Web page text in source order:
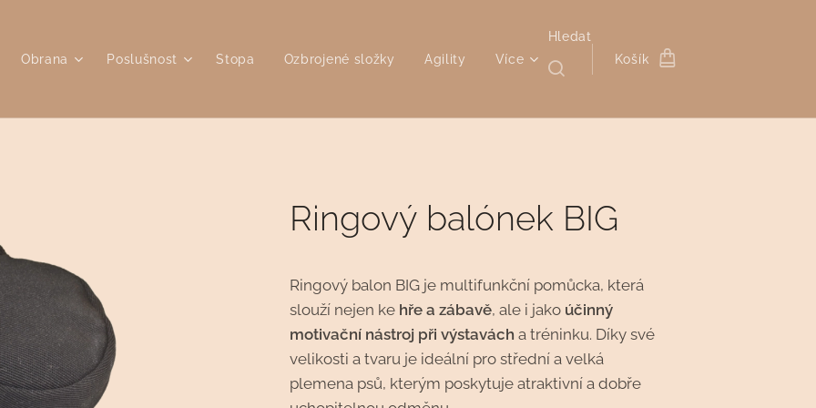
Obrana Poslušnost Stopa Ozbrojené složky Agility Více
Hledat
Košík
Ringový balónek BIG
Ringový balon BIG je multifunkční pomůcka, která
slouží nejen ke hře a zábavě, ale i jako účinný
motivační nástroj při výstavách a tréninku. Díky své
velikosti a tvaru je ideální pro střední a velká
plemena psů, kterým poskytuje atraktivní a dobře